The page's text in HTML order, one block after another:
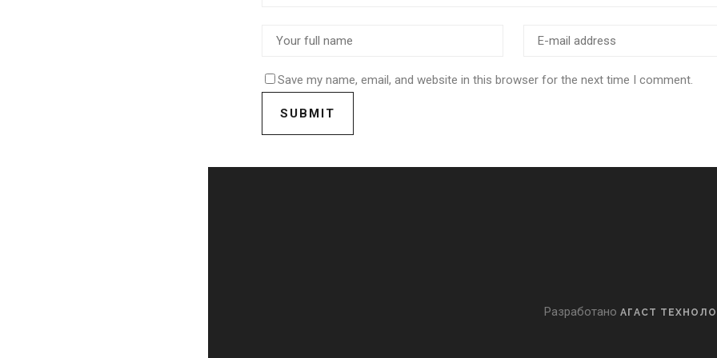
Save my name, email, and website in this browser for the next time I comment.
Разработано АГАСТ